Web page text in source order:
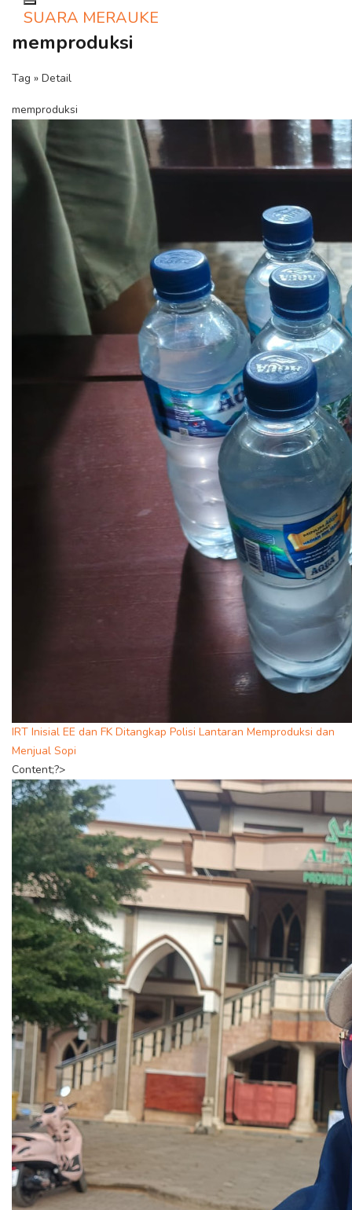
Toggle navigation
SUARA MERAUKE
memproduksi
Tag » Detail
memproduksi
IRT Inisial EE dan FK Ditangkap Polisi Lantaran Memproduksi dan
Menjual Sopi
Content;?>